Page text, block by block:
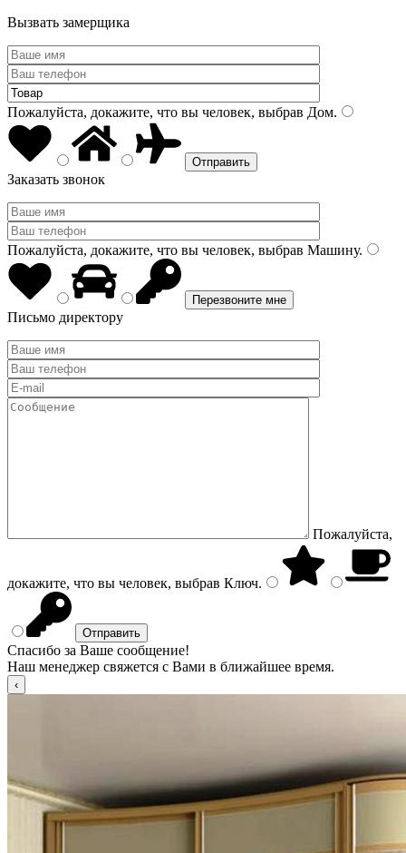
Вызвать замерщика
Пожалуйста, докажите, что вы человек, выбрав Дом.
Заказать звонок
Пожалуйста, докажите, что вы человек, выбрав Машину.
Письмо директору
Пожалуйста,
докажите, что вы человек, выбрав Ключ.
Спасибо за Ваше сообщение!
Наш менеджер свяжется с Вами в ближайшее время.